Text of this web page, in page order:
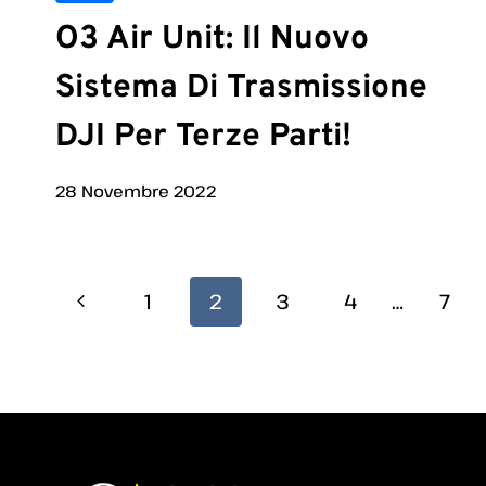
O3 Air Unit: Il Nuovo
Sistema Di Trasmissione
DJI Per Terze Parti!
28 Novembre 2022
Navigazione
Pagina
1 2 3 4 … 7